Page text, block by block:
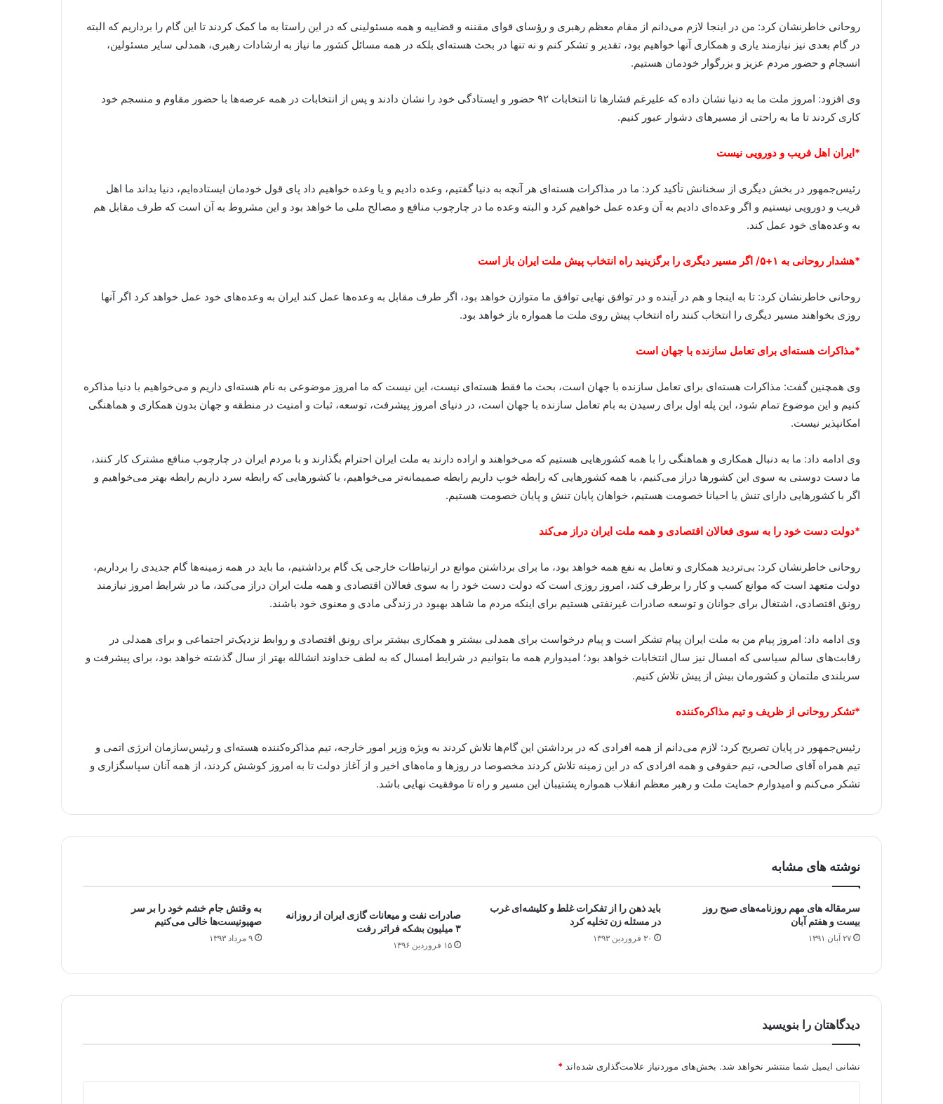
روحانی خاطرنشان کرد: من در اینجا لازم می‌دانم از مقام معظم رهبری و رؤسای قوای مقننه و قضاییه و همه مسئولینی که در این راستا به ما کمک کردند تا این گام را برداریم که البته
در گام بعدی نیز نیازمند یاری و همکاری آنها خواهیم بود، تقدیر و تشکر کنم و نه تنها در بحث هسته‌ای بلکه در همه مسائل کشور ما نیاز به ارشادات رهبری، همدلی سایر مسئولین،
انسجام و حضور مردم عزیز و بزرگوار خودمان هستیم.
وی افزود: امروز ملت ما به دنیا نشان داده که علیرغم فشارها تا انتخابات ۹۲ حضور و ایستادگی خود را نشان دادند و پس از انتخابات در همه عرصه‌ها با حضور مقاوم و منسجم خود
کاری کردند تا ما به راحتی از مسیرهای دشوار عبور کنیم.
*ایران اهل فریب و دورویی نیست
رئیس‌جمهور در بخش دیگری از سخنانش تأکید کرد: ما در مذاکرات هسته‌ای هر آنچه به دنیا گفتیم، وعده دادیم و یا وعده خواهیم داد پای قول خودمان ایستاده‌‌ایم، دنیا بداند ما اهل
فریب و دورویی نیستیم و اگر وعده‌ای دادیم به آن وعده عمل خواهیم کرد و البته وعده ما در چارچوب منافع و مصالح ملی ما خواهد بود و این مشروط به آن است که طرف مقابل هم
به وعده‌های خود عمل کند.
*هشدار روحانی به ۱+۵/ اگر مسیر دیگری را برگزینید راه انتخاب پیش ملت ایران باز است
روحانی خاطرنشان کرد: تا به اینجا و هم در آینده و در توافق نهایی توافق ما متوازن خواهد بود، اگر طرف مقابل به وعده‌ها عمل کند ایران به وعده‌های خود عمل خواهد کرد اگر آنها
روزی بخواهند مسیر دیگری را انتخاب کنند راه انتخاب پیش روی ملت ما همواره باز خواهد بود.
*مذاکرات هسته‌ای برای تعامل سازنده با جهان است
وی همچنین گفت: مذاکرات هسته‌ای برای تعامل سازنده با جهان است، بحث ما فقط هسته‌ای نیست، این نیست که ما امروز موضوعی به نام هسته‌ای داریم و می‌خواهیم با دنیا مذاکره
کنیم و این موضوع تمام شود، این پله اول برای رسیدن به بام تعامل سازنده با جهان است، در دنیای امروز پیشرفت، توسعه، ثبات و امنیت در منطقه و جهان بدون همکاری و هماهنگی
امکانپذیر نیست.
وی ادامه داد: ما به دنبال همکاری و هماهنگی را با همه کشورهایی هستیم که می‌خواهند و اراده دارند به ملت ایران احترام بگذارند و با مردم ایران در چارچوب منافع مشترک کار کنند،
ما دست دوستی به سوی این کشورها دراز می‌کنیم، با همه کشورهایی که رابطه خوب داریم رابطه صمیمانه‌تر می‌خواهیم، با کشورهایی که رابطه سرد داریم رابطه بهتر می‌خواهیم و
اگر با کشورهایی دارای تنش یا احیانا خصومت هستیم، خواهان پایان تنش و پایان خصومت هستیم.
*دولت دست خود را به سوی فعالان اقتصادی و همه ملت ایران دراز می‌کند
روحانی خاطرنشان کرد: بی‌تردید همکاری و تعامل به نفع همه خواهد بود، ما برای برداشتن موانع در ارتباطات خارجی یک گام برداشتیم، ما باید در همه زمینه‌ها گام جدیدی را برداریم،
دولت متعهد است که موانع کسب و کار را برطرف کند، امروز روزی است که دولت دست خود را به سوی فعالان اقتصادی و همه ملت ایران دراز می‌کند، ما در شرایط امروز نیازمند
رونق اقتصادی، اشتغال برای جوانان و توسعه صادرات غیرنفتی هستیم برای اینکه مردم ما شاهد بهبود در زندگی مادی و معنوی خود باشند.
وی ادامه داد: امروز پیام من به ملت ایران پیام تشکر است و پیام درخواست برای همدلی بیشتر و همکاری بیشتر برای رونق اقتصادی و روابط نزدیک‌تر اجتماعی و برای همدلی در
رقابت‌های سالم سیاسی که امسال نیز سال انتخابات خواهد بود؛ امیدوارم همه ما بتوانیم در شرایط امسال که به لطف خداوند انشالله بهتر از سال گذشته خواهد بود، برای پیشرفت و
سربلندی ملتمان و کشورمان بیش از پیش تلاش کنیم.
*تشکر روحانی از ظریف و تیم مذاکره‌کننده
رئیس‌جمهور در پایان تصریح کرد: لازم می‌دانم از همه افرادی که در برداشتن این گام‌ها تلاش کردند به ویژه وزیر امور خارجه، تیم مذاکره‌کننده هسته‌ای و رئیس‌سازمان انرژی اتمی و
تیم همراه آقای صالحی، تیم حقوقی و همه افرادی که در این زمینه تلاش کردند مخصوصا در روزها و ماه‌های اخیر و از آغاز دولت تا به امروز کوشش کردند، از همه آنان سپاسگزاری و
تشکر می‌کنم و امیدوارم حمایت ملت و رهبر معظم انقلاب همواره پشتیبان این مسیر و راه تا موفقیت نهایی باشد.
نوشته های مشابه
سرمقاله‌ های مهم روزنامه‌های صبح روز
بیست و هفتم آبان
۲۷ آبان ۱۳۹۱
باید ذهن را از تفکرات غلط و کلیشه‌ای غرب
در مسئله زن تخلیه کرد
۳۰ فروردین ۱۳۹۳
صادرات نفت و میعانات گازی ایران از روزانه
٣ میلیون بشکه فراتر رفت
۱۵ فروردین ۱۳۹۶
به وقتش جام خشم خود را بر سر
صهیونیست‌ها خالی می‌کنیم
۹ مرداد ۱۳۹۳
دیدگاهتان را بنویسید
نشانی ایمیل شما منتشر نخواهد شد. بخش‌های موردنیاز علامت‌گذاری شده‌اند *